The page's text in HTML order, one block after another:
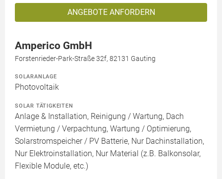
ANGEBOTE ANFORDERN
Amperico GmbH
Forstenrieder-Park-Straße 32f, 82131 Gauting
SOLARANLAGE
Photovoltaik
SOLAR TÄTIGKEITEN
Anlage & Installation, Reinigung / Wartung, Dach
Vermietung / Verpachtung, Wartung / Optimierung,
Solarstromspeicher / PV Batterie, Nur Dachinstallation,
Nur Elektroinstallation, Nur Material (z.B. Balkonsolar,
Flexible Module, etc.)